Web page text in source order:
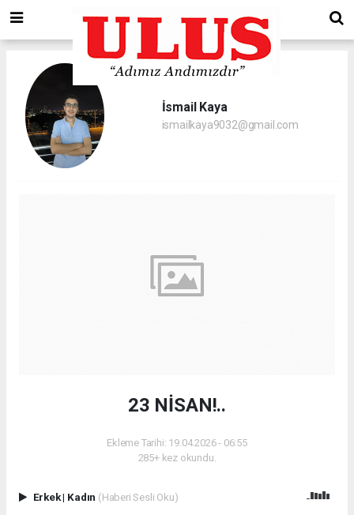
İsmail Kaya
ismailkaya9032@gmail.com
23 NİSAN!..
Ekleme Tarihi: 19.04.2026 - 06:55
285+ kez okundu.
Erkek| Kadın (Haberi Sesli Oku)